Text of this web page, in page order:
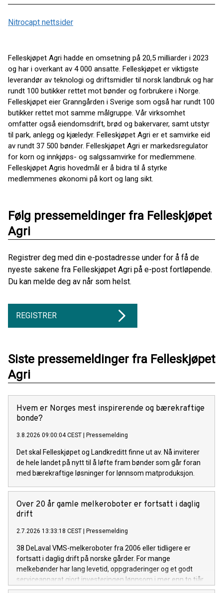
Nitrocapt nettsider
Felleskjøpet Agri hadde en omsetning på 20,5 milliarder i 2023
og har i overkant av 4 000 ansatte. Felleskjøpet er viktigste
leverandør av teknologi og driftsmidler til norsk landbruk og har
rundt 100 butikker rettet mot bønder og forbrukere i Norge.
Felleskjøpet eier Granngården i Sverige som også har rundt 100
butikker rettet mot samme målgruppe. Vår virksomhet
omfatter også eiendomsdrift, brød og bakervarer, samt utstyr
til park, anlegg og kjæledyr. Felleskjøpet Agri er et samvirke eid
av rundt 37 500 bønder. Felleskjøpet Agri er markedsregulator
for korn og innkjøps- og salgssamvirke for medlemmene.
Felleskjøpet Agris hovedmål er å bidra til å styrke
medlemmenes økonomi på kort og lang sikt.
Følg pressemeldinger fra Felleskjøpet
Agri
Registrer deg med din e-postadresse under for å få de
nyeste sakene fra Felleskjøpet Agri på e-post fortløpende.
Du kan melde deg av når som helst.
REGISTRER
Siste pressemeldinger fra Felleskjøpet
Agri
Hvem er Norges mest inspirerende og bærekraftige
bonde?
3.8.2026 09:00:04 CEST Pressemelding
Det skal Felleskjøpet og Landkreditt finne ut av. Nå inviterer
de hele landet på nytt til å løfte fram bønder som går foran
med bærekraftige løsninger for lønnsom matproduksjon.
Over 20 år gamle melkeroboter er fortsatt i daglig
drift
2.7.2026 13:33:18 CEST Pressemelding
38 DeLaval VMS-melkeroboter fra 2006 eller tidligere er
fortsatt i daglig drift på norske gårder. For mange
melkebønder har lang levetid, oppgraderinger og et godt
serviceapparat gjort investeringen lønnsom i mer enn to tiår.